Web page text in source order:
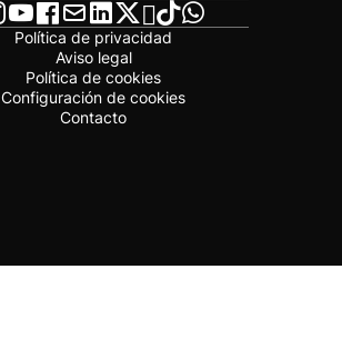
Política de privacidad
Aviso legal
Política de cookies
Configuración de cookies
Contacto